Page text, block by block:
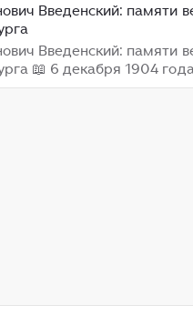
Введенский: памяти
Введенский: памяти
года в Санкт-
Александр Иванович